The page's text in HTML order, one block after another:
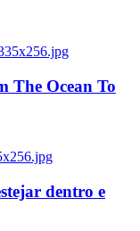
The Ocean To
dentro e